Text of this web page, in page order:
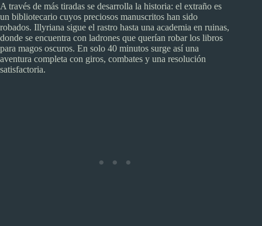
A través de más tiradas se desarrolla la historia: el extraño es
un bibliotecario cuyos preciosos manuscritos han sido
robados. Illyriana sigue el rastro hasta una academia en ruinas,
donde se encuentra con ladrones que querían robar los libros
para magos oscuros. En solo 40 minutos surge así una
aventura completa con giros, combates y una resolución
satisfactoria.